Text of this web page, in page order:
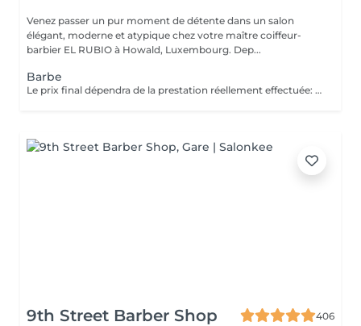
Venez passer un pur moment de détente dans un salon
élégant, moderne et atypique chez votre maître coiffeur-
barbier EL RUBIO à Howald, Luxembourg. Dep...
Barbe
Le prix final dépendra de la prestation réellement effectuée: Taille barbe : 26 EUR Taille barbe avec rasage contours : 32.5 EUR Rasage complet avec soins : 32.5 EUR
9th Street Barber Shop
406